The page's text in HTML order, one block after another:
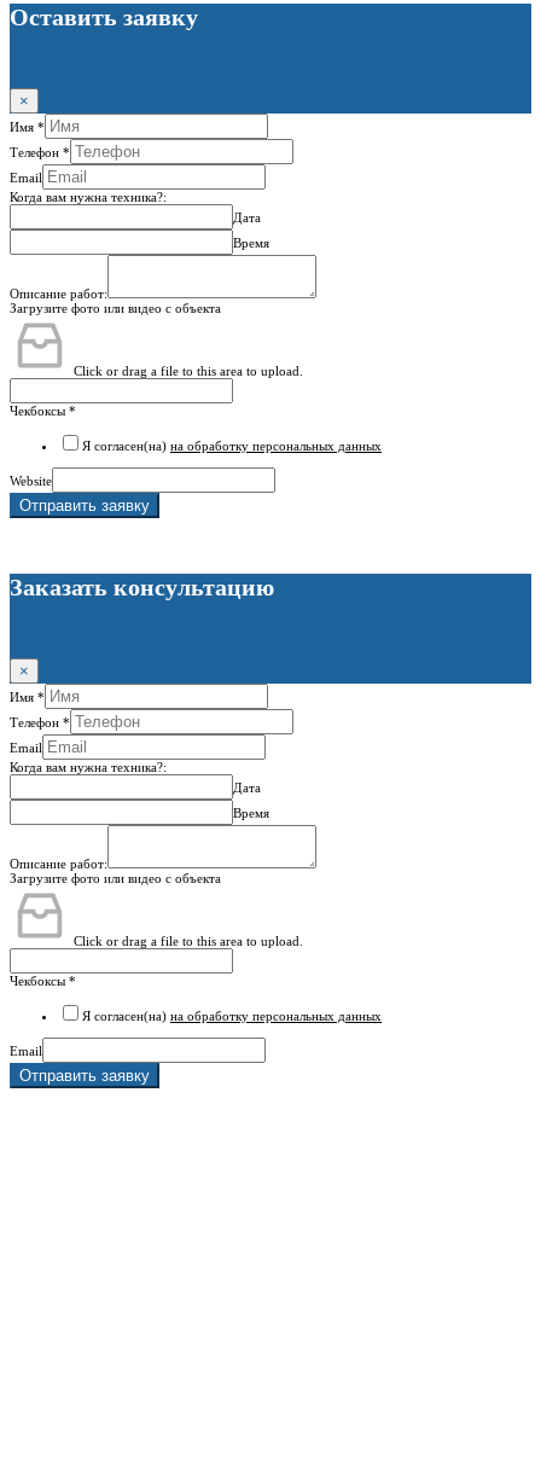
Оставить заявку
×
Имя *
Телефон *
Email
Когда вам нужна техника?:
Дата
Время
Описание работ:
Загрузите фото или видео с объекта
Click or drag a file to this area to upload.
Чекбоксы *
Я согласен(на) на обработку персональных данных
Website
Отправить заявку
Заказать консультацию
×
Имя *
Телефон *
Email
Когда вам нужна техника?:
Дата
Время
Описание работ:
Загрузите фото или видео с объекта
Click or drag a file to this area to upload.
Чекбоксы *
Я согласен(на) на обработку персональных данных
Email
Отправить заявку